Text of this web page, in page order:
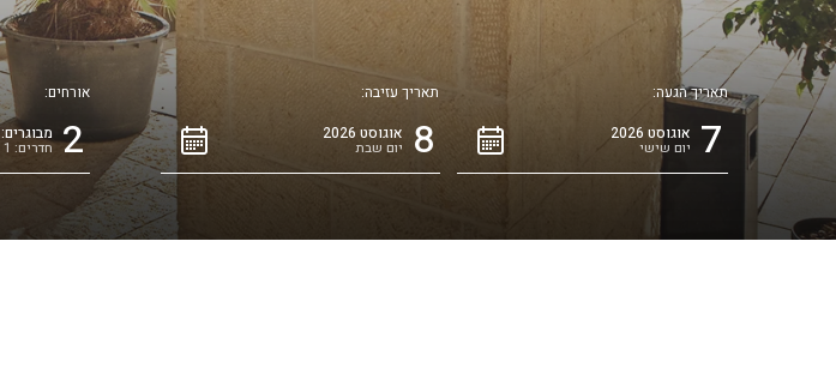
תאריך הגעה:
7 אוגוסט 2026
יום שישי
תאריך עזיבה:
8 אוגוסט 2026
יום שבת
אורחים:
2 מבוגרים:
חדרים: 1